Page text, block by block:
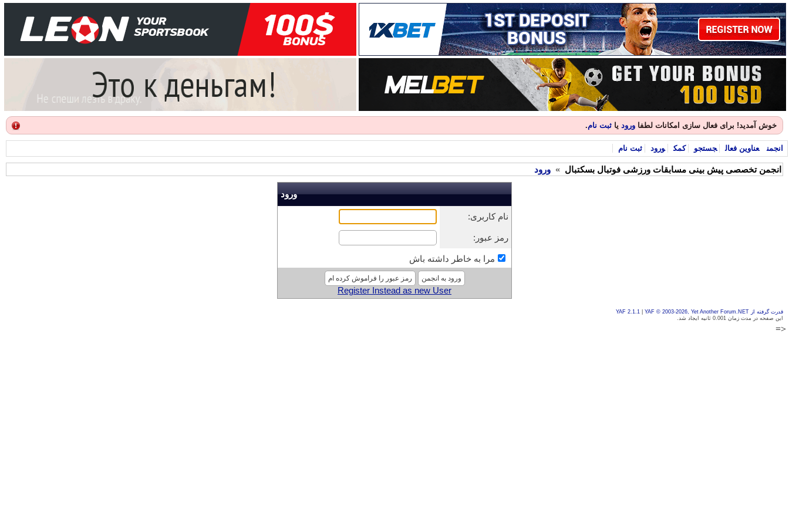
خوش آمدید! برای فعال سازی امکانات لطفا ورود یا ثبت نام.
انجمن عناوین فعال جستجو کمک ورود ثبت نام
انجمن تخصصی پیش بینی مسابقات ورزشی فوتبال بسکتبال » ورود
ورود
نام کاربری:
رمز عبور:
مرا به خاطر داشته باش
Register Instead as new User
قدرت گرفته از YAF 2.1.1 YAF © 2003-2026, Yet Another Forum.NET
این صفحه در مدت زمان 0.001 ثانیه ایجاد شد.
<=